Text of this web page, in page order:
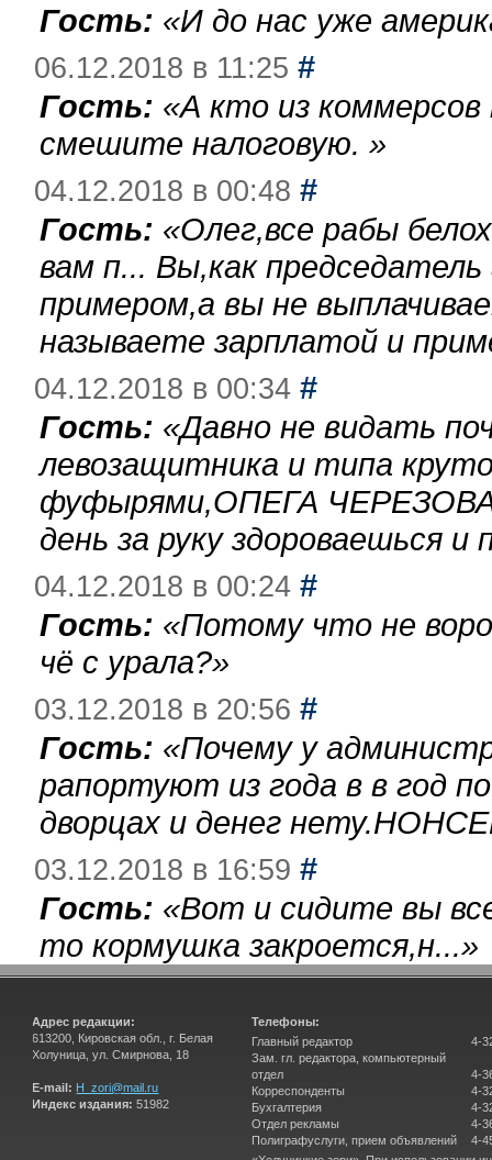
Гость: «И до нас уже
06.12.2018 в 11:25 #
Гость: «А кто из
смешите налоговую. »
04.12.2018 в 00:48 #
Гость: «Олег,все рабы
вам п... Вы,как
примером,а вы не
называете зарплатой и
04.12.2018 в 00:34 #
Гость: «Давно не видать
левозащитника и типа
фуфырями,ОПЕГА
день за руку здороваешься
04.12.2018 в 00:24 #
Гость: «Потому что не
чё с урала?»
03.12.2018 в 20:56 #
Гость: «Почему у
рапортуют из года в в год
дворцах и денег
03.12.2018 в 16:59 #
Гость: «Вот и сидите вы
то кормушка закроется,н...»
Адрес редакции:
613200, Кировская обл., г. Белая
Холуница, ул. Смирнова, 18
E-mail: H_zori@mail.ru
Индекс издания: 51982
Телефоны:
Главный редактор
Зам. гл. редактора, компьютерный
отдел
Корреспонденты
Бухгалтерия
Отдел рекламы
Полиграфуслуги, прием объявлений
4-
4-
4-
4-
4-
4-